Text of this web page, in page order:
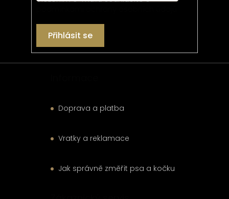
Přihlásit se
Doprava a platba
Vratky a reklamace
Jak správně změřit psa a kočku